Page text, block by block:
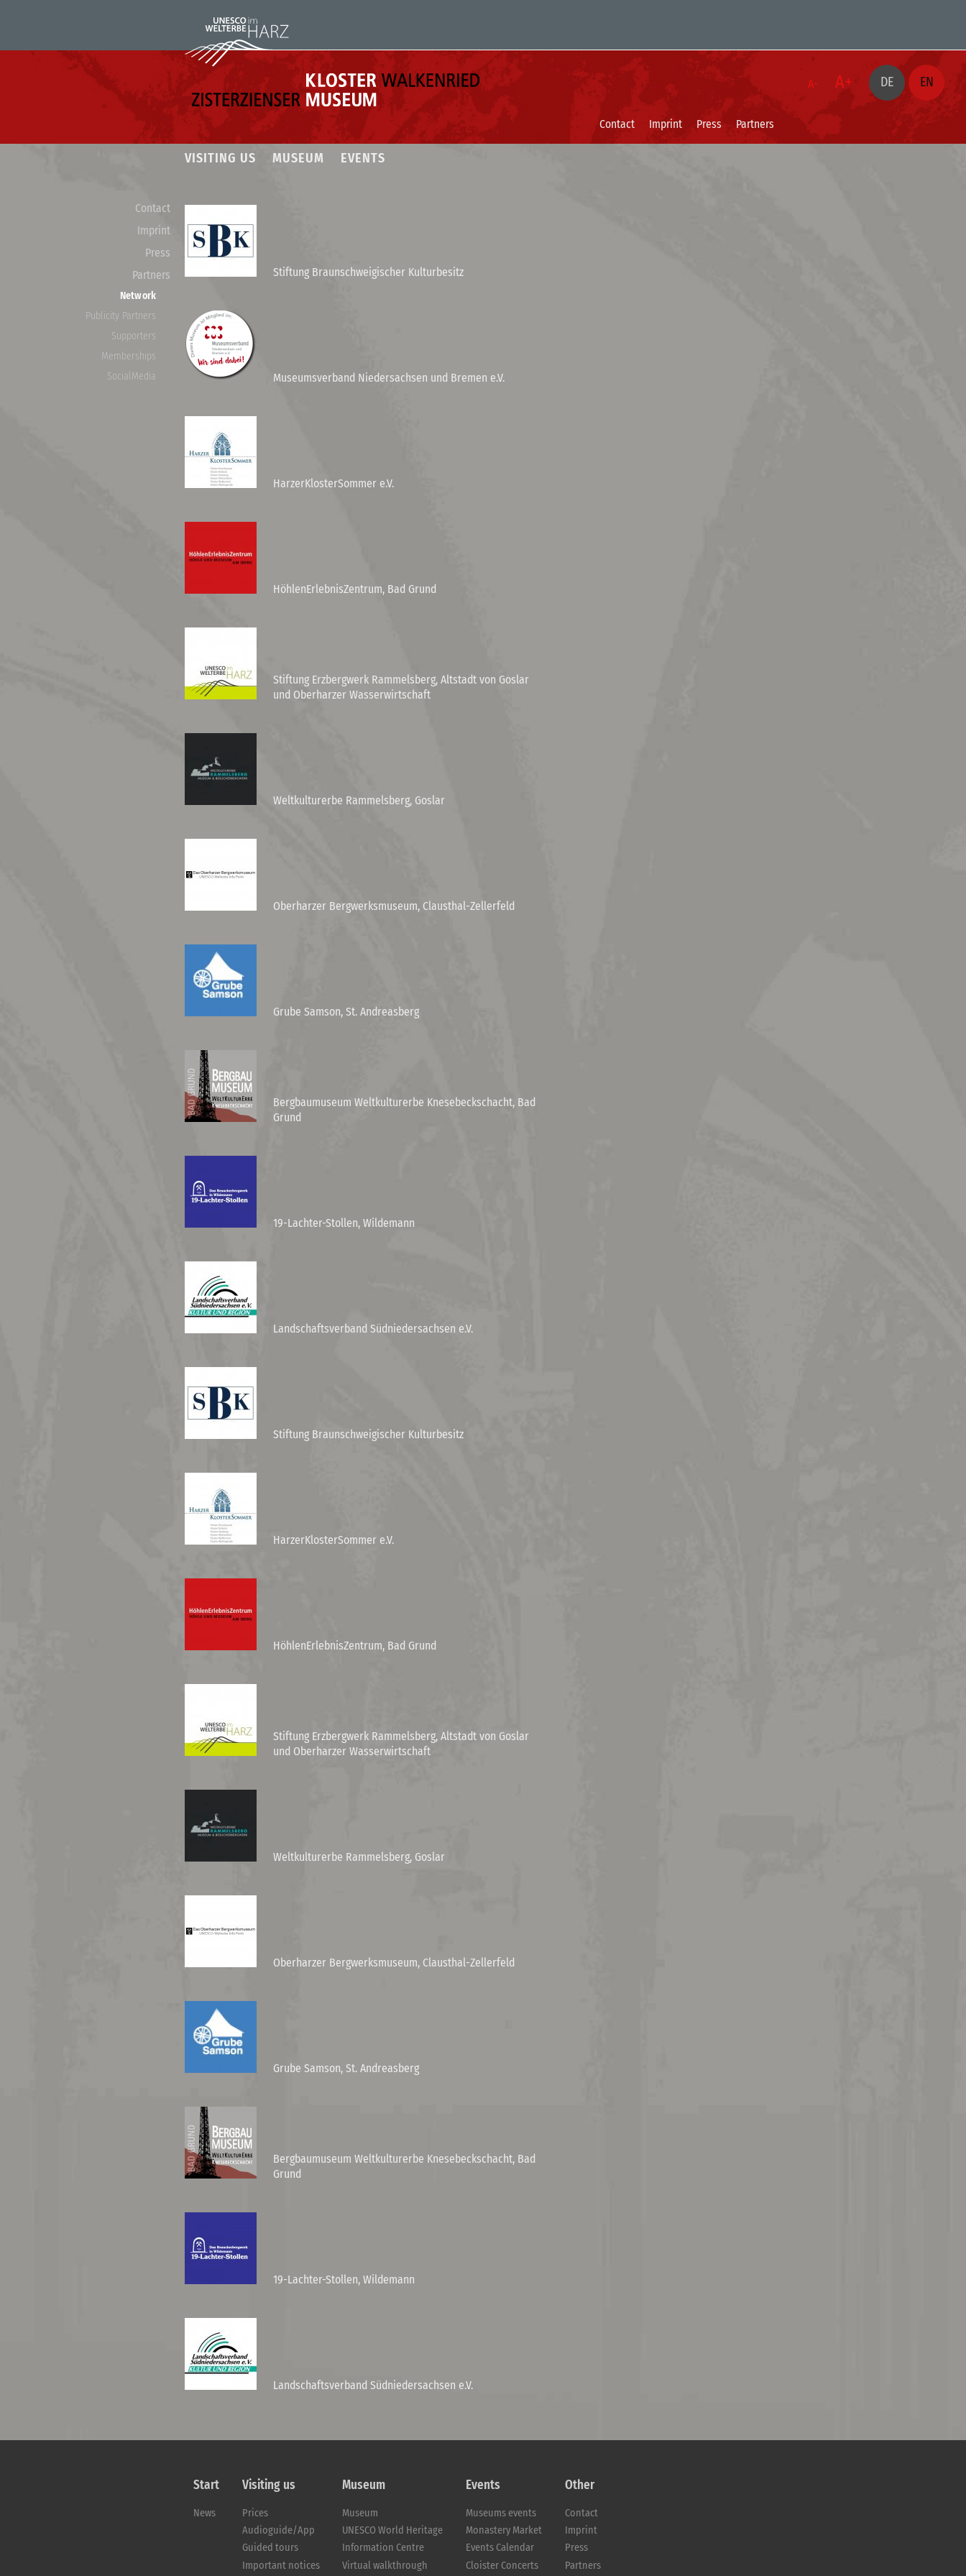
Partners
Press
Imprint
Contact
VISITING US MUSEUM EVENTS
Contact
Imprint
Press
Partners
Network
Publicity Partners
Supporters
Memberships
SocialMedia
Stiftung Braunschweigischer Kulturbesitz
Museumsverband Niedersachsen und Bremen e.V.
HarzerKlosterSommer e.V.
HöhlenErlebnisZentrum, Bad Grund
Stiftung Erzbergwerk Rammelsberg, Altstadt von Goslar
und Oberharzer Wasserwirtschaft
Weltkulturerbe Rammelsberg, Goslar
Oberharzer Bergwerksmuseum, Clausthal-Zellerfeld
Grube Samson, St. Andreasberg
Bergbaumuseum Weltkulturerbe Knesebeckschacht, Bad
Grund
19-Lachter-Stollen, Wildemann
Landschaftsverband Südniedersachsen e.V.
Stiftung Braunschweigischer Kulturbesitz
HarzerKlosterSommer e.V.
HöhlenErlebnisZentrum, Bad Grund
Stiftung Erzbergwerk Rammelsberg, Altstadt von Goslar
und Oberharzer Wasserwirtschaft
Weltkulturerbe Rammelsberg, Goslar
Oberharzer Bergwerksmuseum, Clausthal-Zellerfeld
Grube Samson, St. Andreasberg
Bergbaumuseum Weltkulturerbe Knesebeckschacht, Bad
Grund
19-Lachter-Stollen, Wildemann
Landschaftsverband Südniedersachsen e.V.
Start
News
Visiting us
Prices
Audioguide/App
Guided tours
Important notices
Museum
Museum
UNESCO World Heritage
Information Centre
Virtual walkthrough
Events
Museums events
Monastery Market
Events Calendar
Cloister Concerts
Other
Contact
Imprint
Press
Partners
A- A+ DE EN